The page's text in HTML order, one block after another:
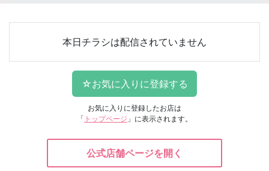
本日チラシは配信されていません
お気に入りに登録したお店は
「 トップページ 」に表示されます。
公式店舗ページを開く